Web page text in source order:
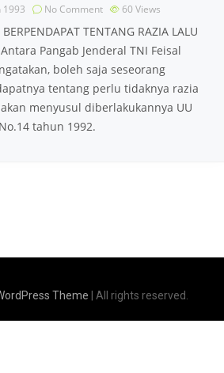
1993 No Comment 60 Views
TENTANG RAZIA LALU
Pangab Jenderal TNI Feisal
boleh saja seseorang
tentang perlu tidaknya razia
menyusul diberlakukannya UU
No.14 tahun 1992.
Theme | All rights reserved.